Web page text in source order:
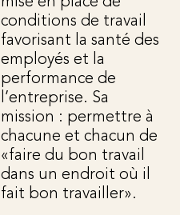
conditions de travail
favorisant la santé des
employés et la
performance de
l’entreprise. Sa
mission : permettre à
chacune et chacun de
«faire du bon travail
dans un endroit où il
fait bon travailler».